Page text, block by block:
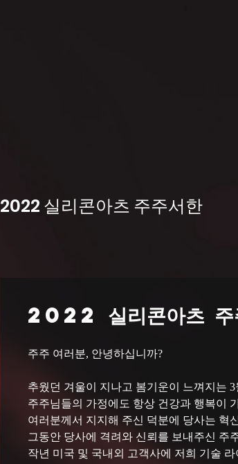
2022 실리콘아츠 주주서한
2022 실리콘아츠 주
주주 여러분, 안녕하십니까?
추웠던 겨울이 지나고 봄기운이 느껴지는 3
주주님들의 가정에도 항상 건강과 행복이
여러분께서 지지해 주신 덕분에 당사는 혁
그동안 당사에 격려와 신뢰를 보내주신 주
작년 미국 및 국내외 고객사에 저희 기술